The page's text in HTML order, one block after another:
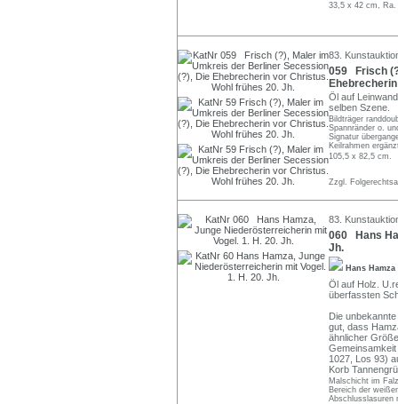
33,5 x 42 cm,
83.
059 Frisch
Öl auf
selben Szene.
Bildträger
Spannränder o.
Signatur
Keilrahmen
105,5 x 82,5 cm.
Zzgl.
83.
060 Hans
Jh.
Hans Hamza
Öl auf Holz.
überfassten
Die
gut, dass
ähnlicher
1027, Los 93)
Korb
Malschicht im
Bereich der
Abschlusslasuren